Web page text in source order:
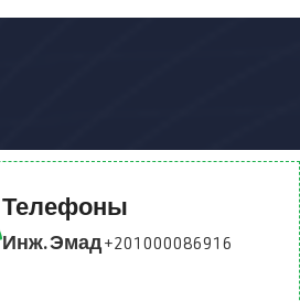
Телефоны
Инж. Эмад+201000086916